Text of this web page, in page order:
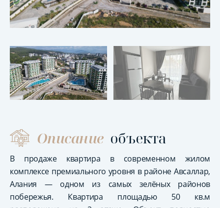
Описание объекта
В продаже квартира в современном жилом
комплексе премиального уровня в районе Авсаллар,
Алания — одном из самых зелёных районов
побережья. Квартира площадью 50 кв.м